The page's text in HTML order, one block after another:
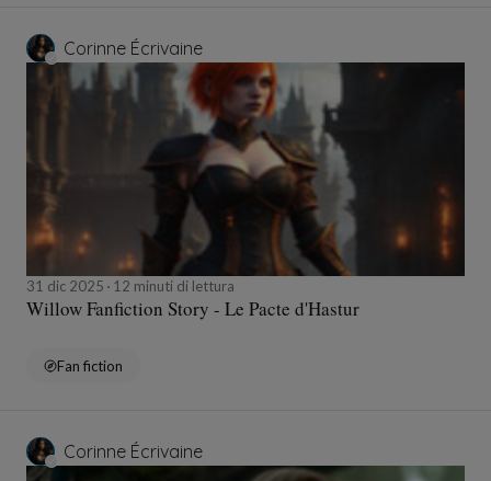
Corinne Écrivaine
31 dic 2025 12 minuti di lettura
Willow Fanfiction Story - Le Pacte d'Hastur
Fan fiction
Corinne Écrivaine